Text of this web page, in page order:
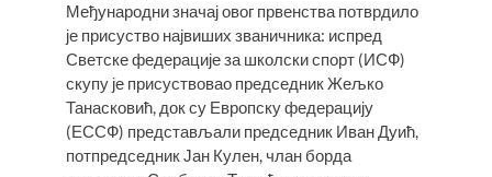
​Међународни значај овог првенства потврдило
је присуство највиших званичника: испред
Светске федерације за школски спорт (ИСФ)
скупу је присуствовао председник Жељко
Танасковић, док су Европску федерацију
(ЕССФ) представљали председник Иван Дуић,
потпредседник Јан Кулен, члан борда